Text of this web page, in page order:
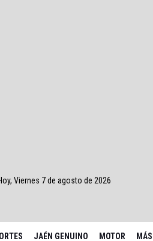
Viernes 7 de agosto de 2026
JAÉN GENUINO MOTOR MÁS